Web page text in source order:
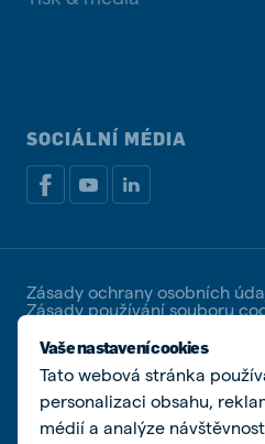
Vaše nastavení cookies
Tato webová stránka
personalizaci obsahu,
médií a analýze
SOCIÁLNÍ MÉDIA
Zásady ochrany osobních
Zásady používání souboru
© De Heus Animal Nutrition |
25321498 | DIČ CZ25321498
Krajského soudu v Brně,